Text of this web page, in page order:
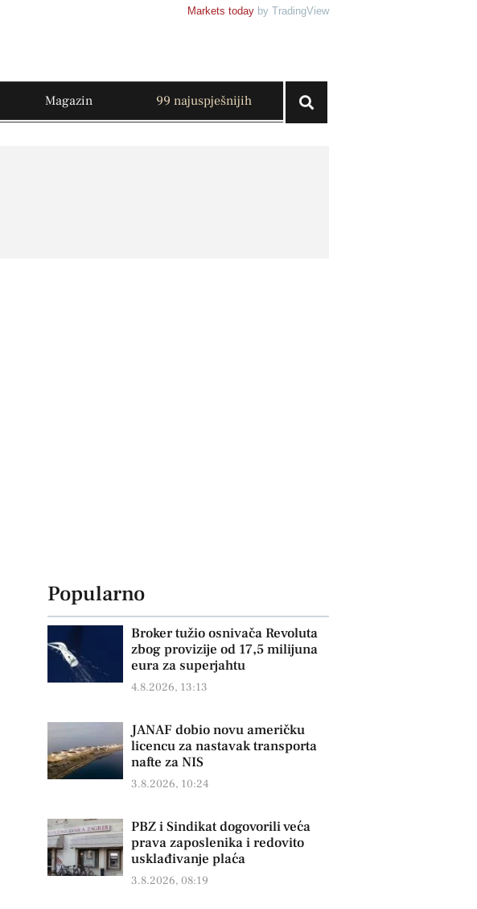
Markets today by TradingView
Magazin 99 najuspješnijih
Popularno
Broker tužio osnivača Revoluta
zbog provizije od 17,5 milijuna
eura za superjahtu
4.8.2026, 13:13
JANAF dobio novu američku
licencu za nastavak transporta
nafte za NIS
3.8.2026, 10:24
PBZ i Sindikat dogovorili veća
prava zaposlenika i redovito
usklađivanje plaća
3.8.2026, 08:19